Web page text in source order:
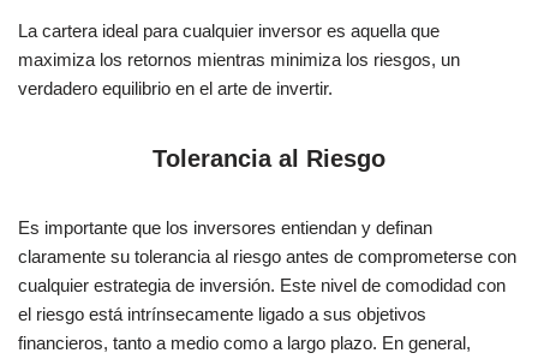
La cartera ideal para cualquier inversor es aquella que
maximiza los retornos mientras minimiza los riesgos, un
verdadero equilibrio en el arte de invertir.
Tolerancia al Riesgo
Es importante que los inversores entiendan y definan
claramente su tolerancia al riesgo antes de comprometerse con
cualquier estrategia de inversión. Este nivel de comodidad con
el riesgo está intrínsecamente ligado a sus objetivos
financieros, tanto a medio como a largo plazo. En general,